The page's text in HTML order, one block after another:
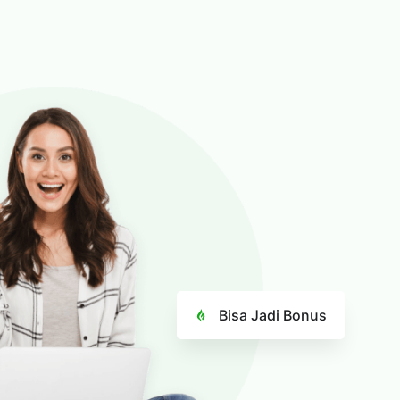
Bisa Jadi Bonus